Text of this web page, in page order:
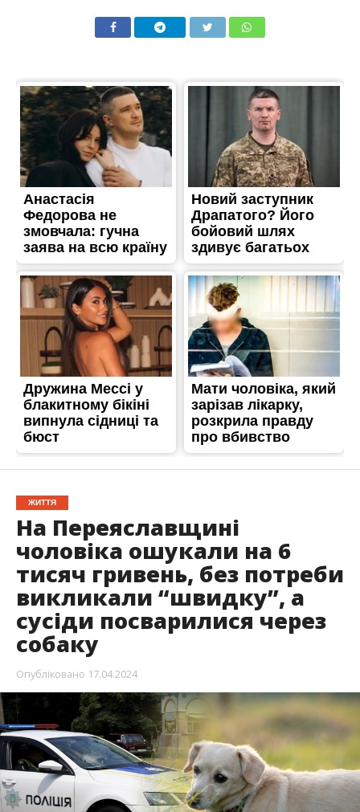
ЖИТТЯ
На Переяславщині
чоловіка ошукали на 6
тисяч гривень, без потреби
викликали “швидку”, а
сусіди посварилися через
собаку
Опубліковано 17.04.2024